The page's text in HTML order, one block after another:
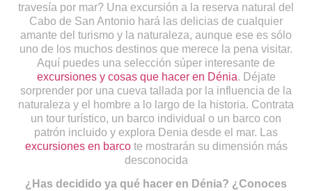
travesía por mar? Una excursión a la reserva natural del
Cabo de San Antonio hará las delicias de cualquier
amante del turismo y la naturaleza, aunque ese es sólo
uno de los muchos destinos que merece la pena visitar.
Aquí puedes una selección súper interesante de
excursiones y cosas que hacer en Dénia. Déjate
sorprender por una cueva tallada por la influencia de la
naturaleza y el hombre a lo largo de la historia. Contrata
un tour turístico, un barco individual o un barco con
patrón incluido y explora Denia desde el mar. Las
excursiones en barcote mostrarán su dimensión más
desconocida
¿Has decidido ya qué hacer en Dénia? ¿Conoces